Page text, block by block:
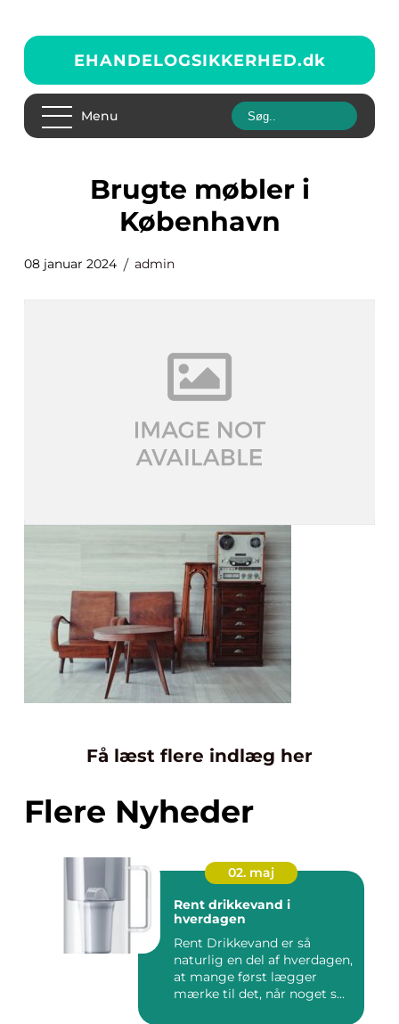
EHANDELOGSIKKERHED.dk
Menu
brugte møbler i
København
08 januar 2024 admin
Få læst flere indlæg her
Flere Nyheder
02. maj
Rent drikkevand i
hverdagen
Rent Drikkevand er så
naturlig en del af hverdagen,
at mange først lægger
mærke til det, når noget s...